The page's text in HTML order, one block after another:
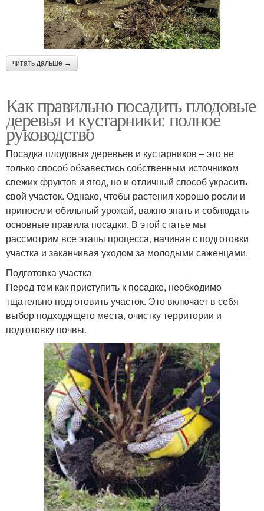
читать дальше →
Как правильно посадить плодовые
деревья и кустарники: полное
руководство
Посадка плодовых деревьев и кустарников – это не
только способ обзавестись собственным источником
свежих фруктов и ягод, но и отличный способ украсить
свой участок. Однако, чтобы растения хорошо росли и
приносили обильный урожай, важно знать и соблюдать
основные правила посадки. В этой статье мы
рассмотрим все этапы процесса, начиная с подготовки
участка и заканчивая уходом за молодыми саженцами.
Подготовка участка
Перед тем как приступить к посадке, необходимо
тщательно подготовить участок. Это включает в себя
выбор подходящего места, очистку территории и
подготовку почвы.